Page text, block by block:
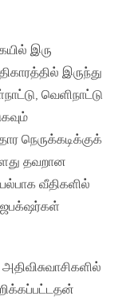
இரு
இருந்து
வெளிநாட்டு
நெருக்கடிக்குக்
தவறான
வீதிகளில்